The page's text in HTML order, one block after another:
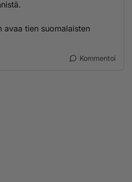
avaa tien suomalaisten
Kommentoi